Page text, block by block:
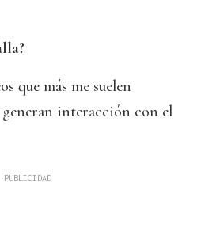
que más me suelen
interacción con el